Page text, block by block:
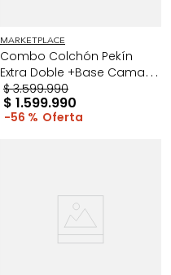
MARKETPLACE
Combo Colchón Pekín
Extra Doble +Base Cama
Gris
$ 3.599.990
$ 1.599.990
56 %